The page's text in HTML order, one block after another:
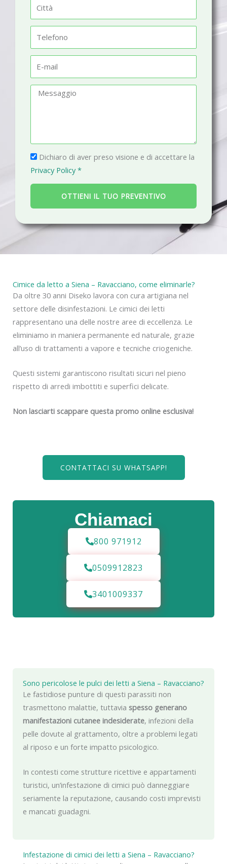
t
à
l
fm
a
g
g
i
P
r
i
a
c
Dichiaro di aver preso visione e di accettare la
Privacy Policy *
OTTIENI IL TUO PREVENTIVO
Chiamaci
800 971912
0509912823
3401009337
Cimice da letto a Siena – Ravacciano, come eliminarle?
Da oltre 30 anni Diseko lavora con cura artigiana nel
settore delle disinfestazioni. Le cimici dei letti
rappresentano una delle nostre aree di eccellenza. Le
eliminiamo in maniera permanente ed naturale, grazie
all’uso di trattamenti a vapore e tecniche criogeniche.
Questi sistemi garantiscono risultati sicuri nel pieno
rispetto di arredi imbottiti e superfici delicate.
Non lasciarti scappare questa promo online esclusiva!
CONTATTACI SU WHATSAPP!
Infestazione di cimici dei letti a Siena – Ravacciano?
Sono pericolose le pulci dei letti a Siena – Ravacciano?
Le fastidiose punture di questi parassiti non
trasmettono malattie, tuttavia spesso generano
manifestazioni cutanee indesiderate, infezioni della
pelle dovute al grattamento, oltre a problemi legati
al riposo e un forte impatto psicologico.
In contesti come strutture ricettive e appartamenti
turistici, un’infestazione di cimici può danneggiare
seriamente la reputazione, causando costi imprevisti
e mancati guadagni.